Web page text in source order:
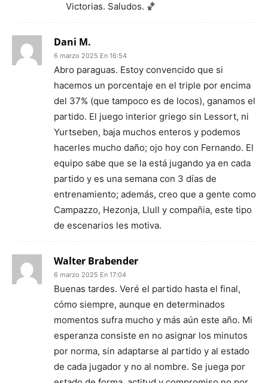
Victorias. Saludos. 🏀
Dani M.
6 marzo 2025 En 16:54
Abro paraguas. Estoy convencido que si
hacemos un porcentaje en el triple por encima
del 37% (que tampoco es de locos), ganamos el
partido. El juego interior griego sin Lessort, ni
Yurtseben, baja muchos enteros y podemos
hacerles mucho daño; ojo hoy con Fernando. El
equipo sabe que se la está jugando ya en cada
partido y es una semana con 3 días de
entrenamiento; además, creo que a gente como
Campazzo, Hezonja, Llull y compañia, este tipo
de escenarios les motiva.
Walter Brabender
6 marzo 2025 En 17:04
Buenas tardes. Veré el partido hasta el final,
cómo siempre, aunque en determinados
momentos sufra mucho y más aún este año. Mi
esperanza consiste en no asignar los minutos
por norma, sin adaptarse al partido y al estado
de cada jugador y no al nombre. Se juega por